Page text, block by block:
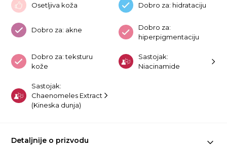
Osetljiva koža Dobro za: hidrataciju
Dobro za: akne
Dobro za:
hiperpigmentaciju
Dobro za: teksturu
kože
Sastojak:
Niacinamide
Sastojak:
Chaenomeles Extract
(Kineska dunja)
Detaljnije o prizvodu